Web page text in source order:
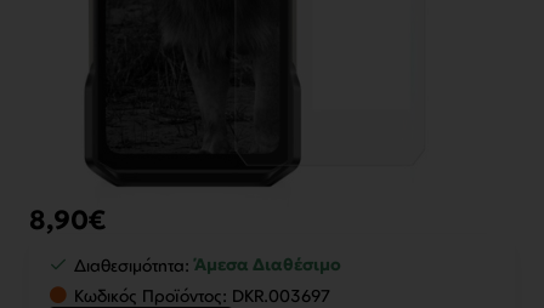
8,90€
Διαθεσιμότητα: Άμεσα Διαθέσιμο
Κωδικός Προϊόντος: DKR.003697